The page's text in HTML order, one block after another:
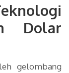
Dolar
gelombang